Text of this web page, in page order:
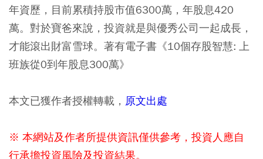
年資歷，目前累積持股市值6300萬，年股息420
萬。對於寶爸來說，投資就是與優秀公司一起成長，
才能滾出財富雪球。著有電子書《10個存股智慧: 上
班族從0到年股息300萬》
本文已獲作者授權轉載， 原文出處
※ 本網站及作者所提供資訊僅供參考，投資人應自
行承擔投資風險及投資結果。